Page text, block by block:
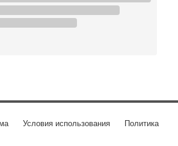
Условия использования
Политика